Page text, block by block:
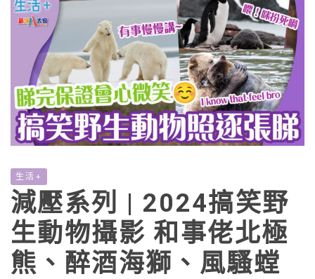
生活+
減壓系列 | 2024搞笑野
生動物攝影 和事佬北極
熊、醉酒海獅、風騷螳